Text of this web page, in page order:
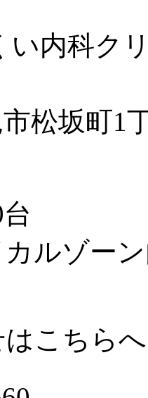
い内科ク
松坂町1
カルゾー
こちらへ